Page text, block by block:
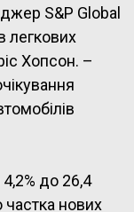
S&P Global
легкових
Хопсон. –
до 26,4
частка нових